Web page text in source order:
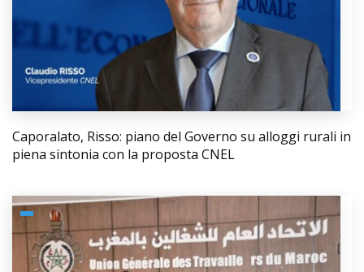
Caporalato, Risso: piano del Governo su alloggi rurali in
piena sintonia con la proposta CNEL